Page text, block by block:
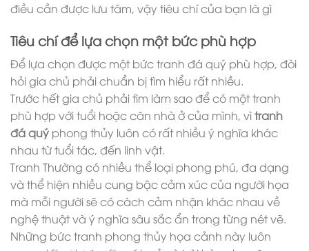
điều cần được lưu tâm, vậy tiêu chí của bạn là gì
Tiêu chí để lựa chọn một bức phù hợp
Để lựa chọn được một bứctranh đá quý phù hợp, đòi
hỏi gia chủ phải chuẩn bị tìm hiểu rất nhiều.
Trước hết gia chủ phải tìm làm sao để có một tranh
phù hợp với tuổi hoặc căn nhà ở của mình, vìtranh
đá quý phong thủy luôn có rất nhiều ý nghĩa khác
nhau từ tuổi tác, đến linh vật.
Tranh Thường có nhiều thể loại phong phú, đa dạng
và thể hiện nhiều cung bậc cảm xúc của người họa
mà mỗi người sẽ có cách cảm nhận khác nhau về
nghệ thuật và ý nghĩa sâu sắc ẩn trong từng nét vẽ.
Những bức tranh phong thủy họa cảnh này luôn